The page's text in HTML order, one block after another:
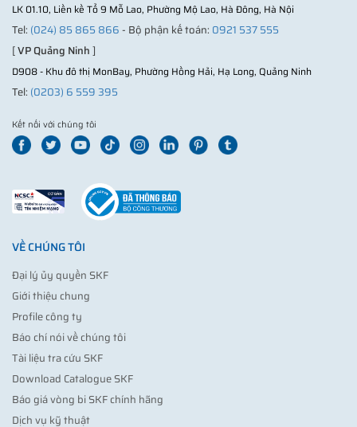
LK 01.10, Liền kề Tổ 9 Mỗ Lao, Phường Mộ Lao, Hà Đông, Hà Nội
Tel: (024) 85 865 866- Bộ phận kế toán: 0921 537 555
[VP Quảng Ninh]
D908 - Khu đô thị MonBay, Phường Hồng Hải, Hạ Long, Quảng Ninh
Tel: (0203) 6 559 395
Kết nối với chúng tôi
VỀ CHÚNG TÔI
Đại lý ủy quyền SKF
Giới thiệu chung
Profile công ty
Báo chí nói về chúng tôi
Tài liệu tra cứu SKF
Download Catalogue SKF
Báo giá vòng bi SKF chính hãng
Dịch vụ kỹ thuật